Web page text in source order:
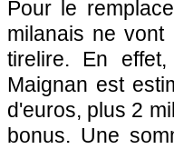
Pour le
milanais ne
tirelire. En
Maignan est
d'euros, plus 2
bonus. Une